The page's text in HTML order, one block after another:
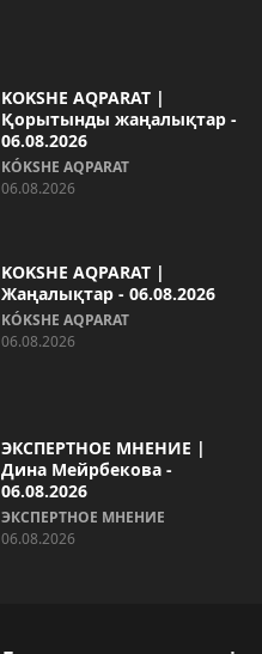
KOKSHE AQPARAT |
Қорытынды жаңалықтар -
06.08.2026
KÓKSHE AQPARAT
06.08.2026
KOKSHE AQPARAT |
Жаңалықтар - 06.08.2026
KÓKSHE AQPARAT
06.08.2026
ЭКСПЕРТНОЕ МНЕНИЕ |
Дина Мейрбекова -
06.08.2026
ЭКСПЕРТНОЕ МНЕНИЕ
06.08.2026